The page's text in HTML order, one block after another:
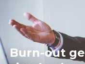
Burn-out